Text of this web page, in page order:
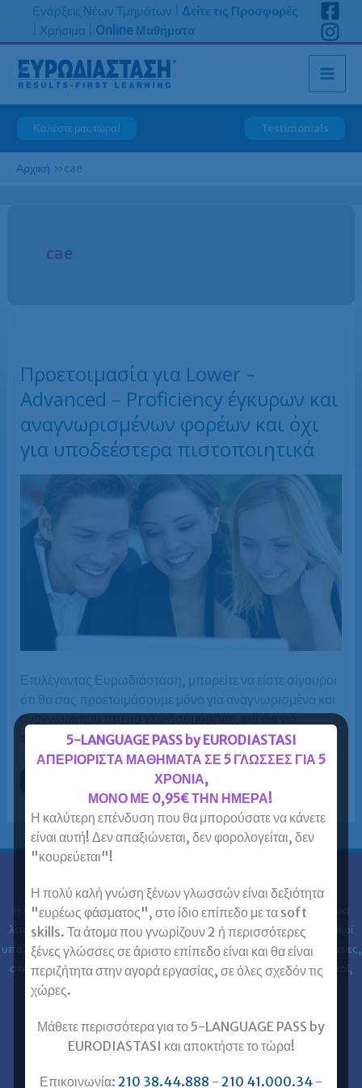
Μετάβαση
περιεχόμενο
Ενάρξεις Νέων Τμημάτων
Δείτε τις Προσφορές
Χρήσιμα Online Μαθήματα
Καλέστε μας τώρα! Testimonials
Αρχική »cae
cae
Προετοιμασία για Lower –
Advanced – Proficiency έγκυρων και
αναγνωρισμένων φορέων και όχι
για υποδεέστερα πιστοποιητικά
Επιλέγοντας Ευρωδιάσταση, μπορείτε να είστε σίγουροι
ότι θα σας προετοιμάσουμε μόνο για αναγνωρισμένα και
αναγνωρίσιμα πτυχία γλωσσομάθειας, και όχι για
πιστοποιητικά αμφιβόλου κύρους και ανύπαρκτης […]
–
Advanced
–
Proficiency
έγκυρων
φορέων
και
όχι
για
υποδεέστερα
πιστοποιητικά
Ευρωδιάσταση
Η Ευρωδιάσταση Κέντρα Ξένων Γλωσσών Ενηλίκων στα30 χρόνια
λειτουργίας της έχει εκπαιδεύσει 61.000 ενήλικες (φοιτητές, ιδιωτικοί
υπάλληλοι, δημόσιοι υπάλληλοι, στρατιωτικοί, ελεύθεροι επαγγελματίες,
στελέχη επιχειρήσεων, επαγγελματίες, ιατροί, νοσηλευτές, μηχανικοί,
Επικοινωνία με Ευρωδιάσταση
Ευρωδιάσταση Online Μαθήματα
5-LANGUAGE PASS by EURODIASTASI
ΑΠΕΡΙΟΡΙΣΤΑ ΜΑΘΗΜΑΤΑ ΣΕ 5 ΓΛΩΣΣΕΣ ΓΙΑ 5
ΧΡΟΝΙΑ,
ΜΟΝΟ ΜΕ 0,95€ ΤΗΝ ΗΜΕΡΑ!
Η καλύτερη επένδυση που θα μπορούσατε να κάνετε
είναι αυτή! Δεν απαξιώνεται, δεν φορολογείται, δεν
"κουρεύεται"!
Η πολύ καλή γνώση ξένων γλωσσών είναι δεξιότητα
"ευρέως φάσματος", στο ίδιο επίπεδο με τα soft
skills. Τα άτομα που γνωρίζουν 2 ή περισσότερες
ξένες γλώσσες σε άριστο επίπεδο είναι και θα είναι
περιζήτητα στην αγορά εργασίας, σε όλες σχεδόν τις
χώρες.
Μάθετε περισσότερα για το 5-LANGUAGE PASS by
EURODIASTASI και αποκτήστε το τώρα!
Επικοινωνία: 210 38.44.888 - 210 41.000.34 -